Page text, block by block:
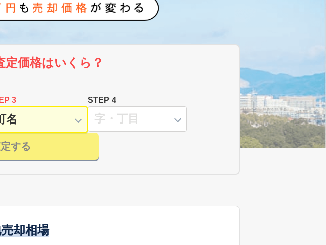
価格はいくら？
3 STEP 4
する
却相場